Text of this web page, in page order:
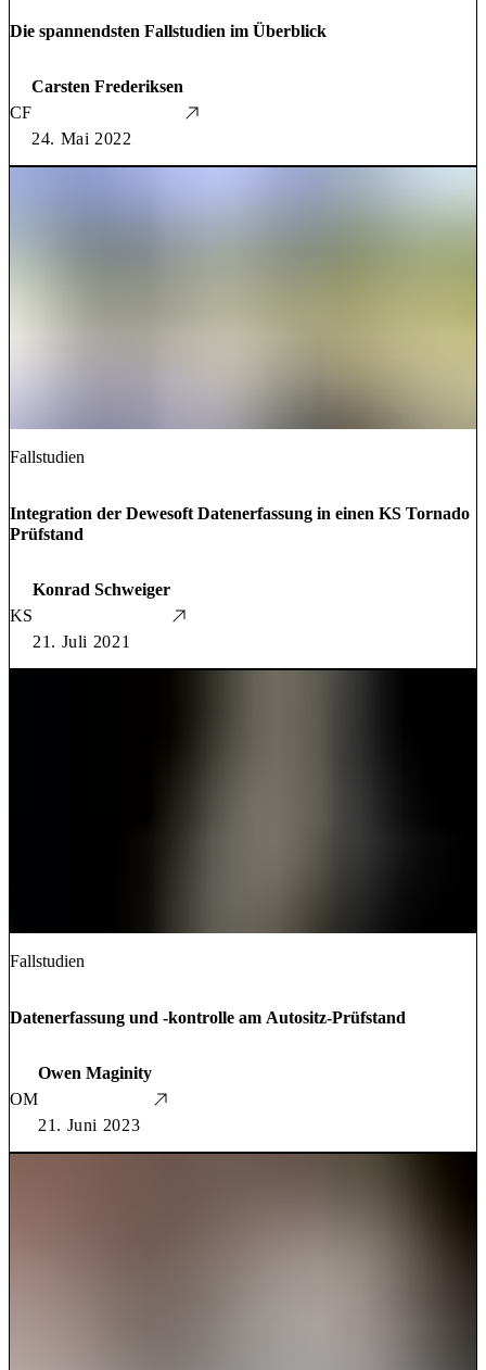
Die spannendsten Fallstudien im Überblick
CF
Carsten Frederiksen
24. Mai 2022
Fallstudien
Integration der Dewesoft Datenerfassung in einen KS Tornado
Prüfstand
KS
Konrad Schweiger
21. Juli 2021
Fallstudien
Datenerfassung und -kontrolle am Autositz-Prüfstand
OM
Owen Maginity
21. Juni 2023